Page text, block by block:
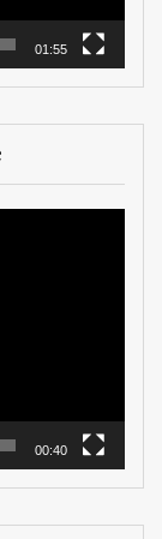
01:55
00:40